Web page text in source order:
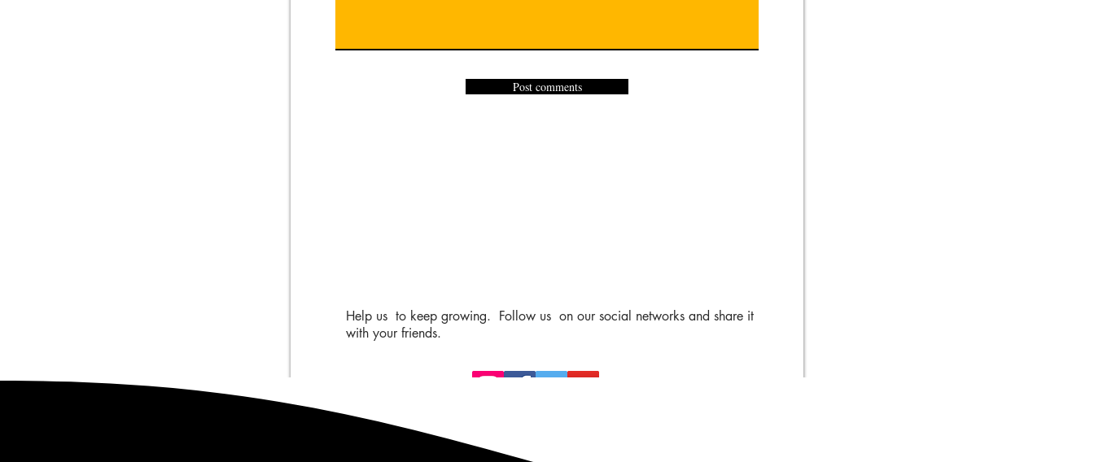
Post comments
Help us to keep growing. Follow us on our social networks and share it
with your friends.